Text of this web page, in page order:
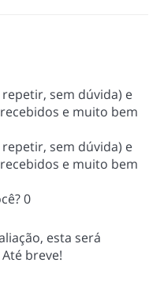
sem dúvida) e
e muito bem
sem dúvida) e
e muito bem
0
esta será
breve!